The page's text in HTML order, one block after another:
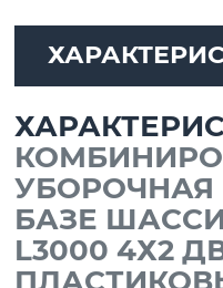
БАЗЕ ШАССИ
L3000 4Х2